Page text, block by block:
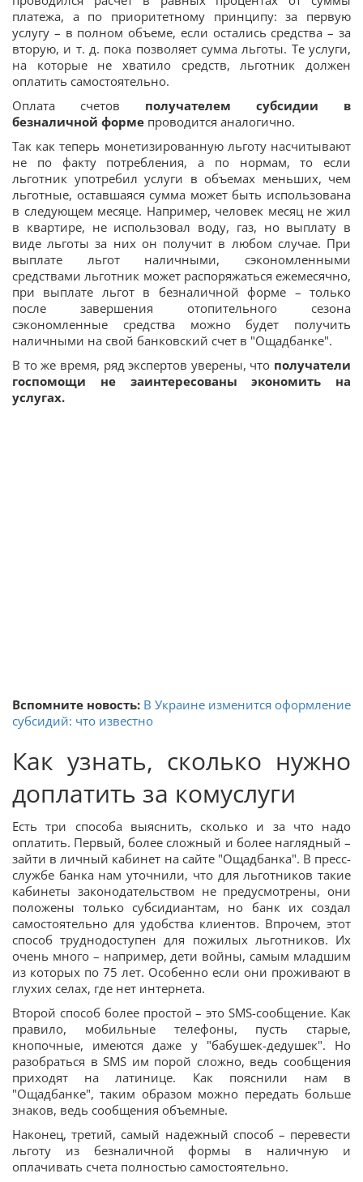
платежа, а по приоритетному принципу: за первую
услугу – в полном объеме, если остались средства – за
вторую, и т. д. пока позволяет сумма льготы. Те услуги,
на которые не хватило средств, льготник должен
оплатить самостоятельно.
Оплата счетов получателем субсидии в
безналичной форме проводится аналогично.
Так как теперь монетизированную льготу насчитывают
не по факту потребления, а по нормам, то если
льготник употребил услуги в объемах меньших, чем
льготные, оставшаяся сумма может быть использована
в следующем месяце. Например, человек месяц не жил
в квартире, не использовал воду, газ, но выплату в
виде льготы за них он получит в любом случае. При
выплате льгот наличными, сэкономленными
средствами льготник может распоряжаться ежемесячно,
при выплате льгот в безналичной форме – только
после завершения отопительного сезона
сэкономленные средства можно будет получить
наличными на свой банковский счет в "Ощадбанке".
В то же время, ряд экспертов уверены, что получатели
госпомощи не заинтересованы экономить на
услугах.
Вспомните новость: В Украине изменится оформление
субсидий: что известно
Как узнать, сколько нужно
доплатить за комуслуги
Есть три способа выяснить, сколько и за что надо
оплатить. Первый, более сложный и более наглядный –
зайти в личный кабинет на сайте "Ощадбанка". В пресс-
службе банка нам уточнили, что для льготников такие
кабинеты законодательством не предусмотрены, они
положены только субсидиантам, но банк их создал
самостоятельно для удобства клиентов. Впрочем, этот
способ труднодоступен для пожилых льготников. Их
очень много – например, дети войны, самым младшим
из которых по 75 лет. Особенно если они проживают в
глухих селах, где нет интернета.
Второй способ более простой – это SMS-сообщение. Как
правило, мобильные телефоны, пусть старые,
кнопочные, имеются даже у "бабушек-дедушек". Но
разобраться в SMS им порой сложно, ведь сообщения
приходят на латинице. Как пояснили нам в
"Ощадбанке", таким образом можно передать больше
знаков, ведь сообщения объемные.
Наконец, третий, самый надежный способ – перевести
льготу из безналичной формы в наличную и
оплачивать счета полностью самостоятельно.